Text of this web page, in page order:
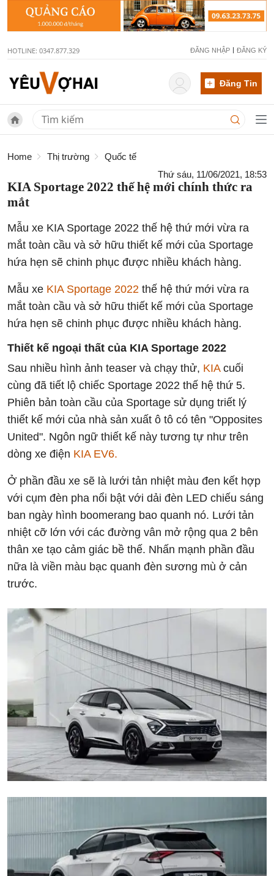
HOTLINE: 0347.877.329 ĐĂNG NHẬP ĐĂNG KÝ
Đăng Tin
Home Thị trường
Quốc tế
Thứ sáu, 11/06/2021, 18:53
KIA Sportage 2022 thế hệ mới chính thức ra
mắt
Mẫu xe KIA Sportage 2022 thế hệ thứ mới vừa ra
mắt toàn cầu và sở hữu thiết kế mới của Sportage
hứa hẹn sẽ chinh phục được nhiều khách hàng.
Mẫu xe KIA Sportage 2022 thế hệ thứ mới vừa ra
mắt toàn cầu và sở hữu thiết kế mới của Sportage
hứa hẹn sẽ chinh phục được nhiều khách hàng.
Thiết kế ngoại thất của KIA Sportage 2022
Sau nhiều hình ảnh teaser và chạy thử, KIA cuối
cùng đã tiết lộ chiếc Sportage 2022 thế hệ thứ 5.
Phiên bản toàn cầu của Sportage sử dụng triết lý
thiết kế mới của nhà sản xuất ô tô có tên "Opposites
United". Ngôn ngữ thiết kế này tương tự như trên
dòng xe điện KIA EV6.
Ở phần đầu xe sẽ là lưới tản nhiệt màu đen kết hợp
với cụm đèn pha nổi bật với dải đèn LED chiếu sáng
ban ngày hình boomerang bao quanh nó. Lưới tản
nhiệt cỡ lớn với các đường vân mở rộng qua 2 bên
thân xe tạo cảm giác bề thế. Nhấn mạnh phần đầu
nữa là viền màu bạc quanh đèn sương mù ở cản
trước.